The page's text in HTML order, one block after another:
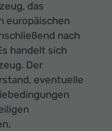
das
europäischen
nach
handelt sich
Der
eventuelle